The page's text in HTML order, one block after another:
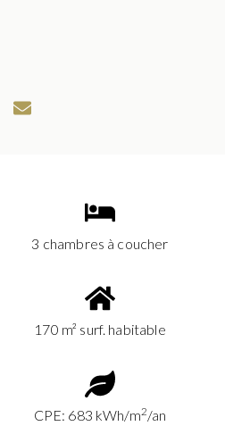
3 chambres à coucher
170 m² surf. habitable
CPE: 683 kWh/m2/an